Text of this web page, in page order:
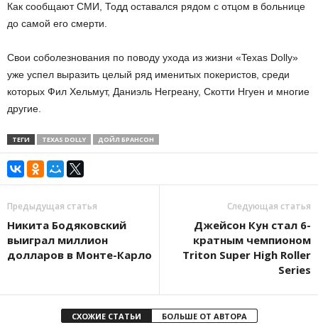
Как сообщают СМИ, Тодд оставался рядом с отцом в больнице
до самой его смерти.
Свои соболезнования по поводу ухода из жизни «Texas Dolly»
уже успел выразить целый ряд именитых покеристов, среди
которых Фил Хельмут, Даниэль Негреану, Скотти Нгуен и многие
другие.
ТЕГИ TEXAS DOLLY ДОЙЛ БРАНСОН
Предыдущая статья
Никита Бодяковский
выиграл миллион
долларов в Монте-Карло
Следующая статья
Джейсон Кун стал 6-
кратным чемпионом
Triton Super High Roller
Series
СХОЖИЕ СТАТЬИ БОЛЬШЕ ОТ АВТОРА